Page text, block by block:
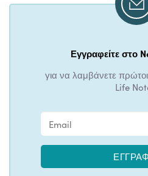
Εγγραφείτε στο
για να λαμβάνετε
Life